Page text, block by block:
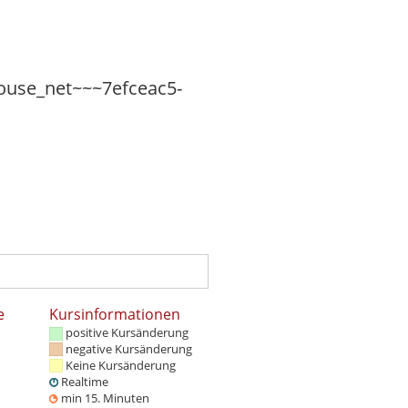
Kursinformationen
positive Kursänderung
negative Kursänderung
Keine Kursänderung
Realtime
min 15. Minuten